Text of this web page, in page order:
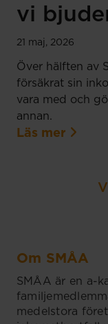
vi
21 maj, 2026
Över hälften av
försäkrat sin
vara med och
annan.
Läs mer
Om SMÅA
SMÅA är en a-
medelstora